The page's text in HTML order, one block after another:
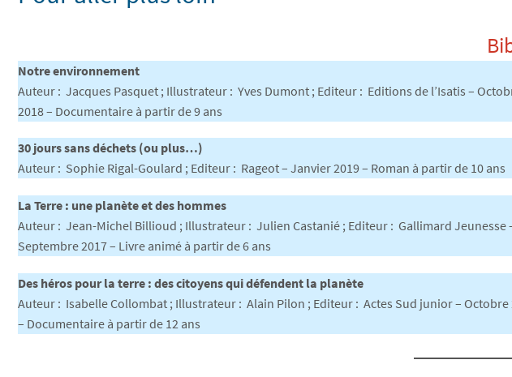
Notre environnement
Auteur : Jacques Pasquet ; Illustrateur : Yves Dumont ; Editeur : Editions de l’Isatis –
2018 – Documentaire à partir de 9 ans
30 jours sans déchets (ou plus…)
Auteur : Sophie Rigal-Goulard ; Editeur : Rageot – Janvier 2019 – Roman à partir de 10 ans
La Terre : une planète et des hommes
Auteur : Jean-Michel Billioud ; Illustrateur : Julien Castanié ; Editeur : Gallimard Jeunesse
Septembre 2017 – Livre animé à partir de 6 ans
Des héros pour la terre : des citoyens qui défendent la planète
Auteur : Isabelle Collombat ; Illustrateur : Alain Pilon ; Editeur : Actes Sud junior – Octobre
– Documentaire à partir de 12 ans